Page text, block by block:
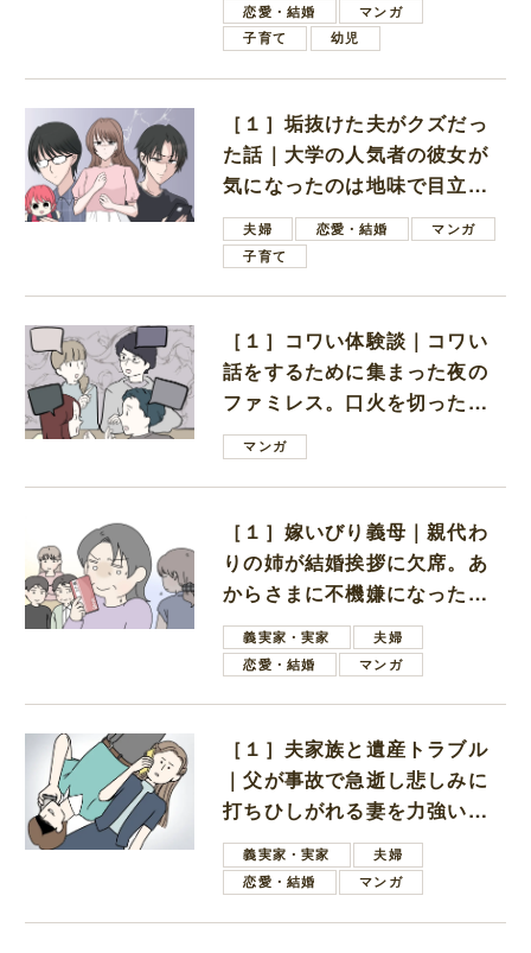
恋愛・結婚
マンガ
子育て
幼児
［１］垢抜けた夫がクズだっ
た話｜大学の人気者の彼女が
気になったのは地味で目立た
ない男子学生
夫婦 恋愛・結婚
マンガ
子育て
［１］コワい体験談｜コワい
話をするために集まった夜の
ファミレス。口火を切ったの
は電車好きの男の子ママ
マンガ
［１］嫁いびり義母｜親代わ
りの姉が結婚挨拶に欠席。あ
からさまに不機嫌になった義
母義実家・実家
夫婦
恋愛・結婚
マンガ
［１］夫家族と遺産トラブル
｜父が事故で急逝し悲しみに
打ちひしがれる妻を力強い言
葉で励ます夫
義実家・実家
夫婦
恋愛・結婚
マンガ